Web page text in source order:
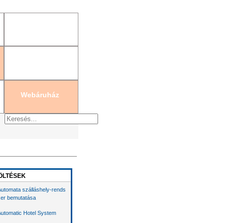
Webáruház
szálláshely-rends
bemutatása
Hotel System